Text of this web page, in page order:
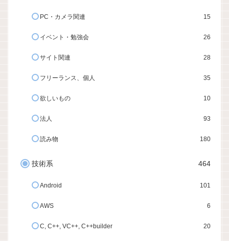
PC・カメラ関連 15
イベント・勉強会 26
サイト関連 28
フリーランス、個人 35
欲しいもの 10
法人 93
読み物 180
技術系 464
Android 101
AWS 6
C, C++, VC++, C++builder 20